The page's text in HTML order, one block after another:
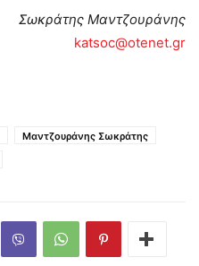
Σωκράτης Μαντζουράνης
katsoc@otenet.gr
Μαντζουράνης Σωκράτης